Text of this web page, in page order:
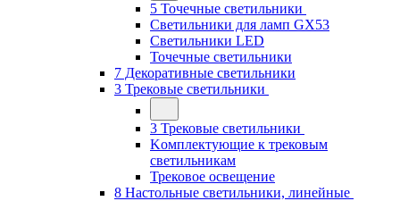
5 Точечные светильники
Светильники для ламп GХ53
Cветильники LED
Точечные светильники
7 Декоративные светильники
3 Трековые светильники
3 Трековые светильники
Kомплектующие к трековым
светильникам
Трековое освещение
8 Настольные светильники, линейные